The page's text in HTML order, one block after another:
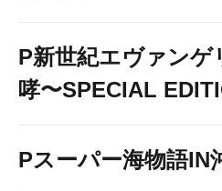
P新世紀エヴァン
哮〜SPECIAL
Pスーパー海物語IN